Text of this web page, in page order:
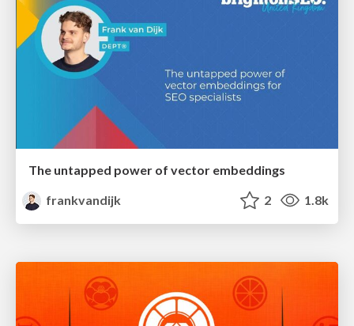
The untapped power of vector embeddings
frankvandijk
2 1.8k